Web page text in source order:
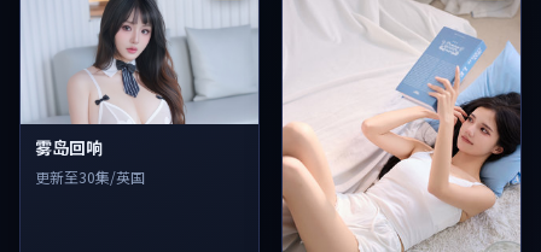
雾岛回响
更新至30集/英国